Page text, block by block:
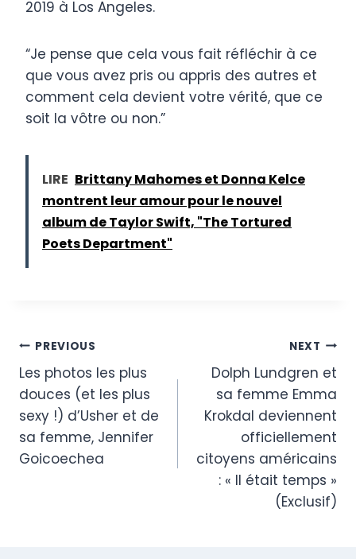
2019 à Los Angeles.
“Je pense que cela vous fait réfléchir à ce
que vous avez pris ou appris des autres et
comment cela devient votre vérité, que ce
soit la vôtre ou non.”
LIRE Brittany Mahomes et Donna Kelce
montrent leur amour pour le nouvel
album de Taylor Swift, "The Tortured
Poets Department"
Post
navigation
PREVIOUS
Les photos les plus
douces (et les plus
sexy !) d’Usher et de
sa femme, Jennifer
Goicoechea
NEXT
Dolph Lundgren et
sa femme Emma
Krokdal deviennent
officiellement
citoyens américains
: « Il était temps »
(Exclusif)